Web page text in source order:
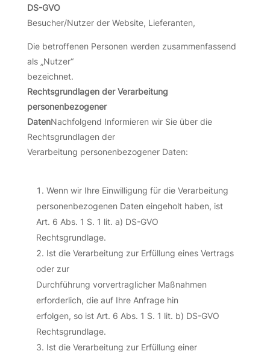
DS-GVO
Besucher/Nutzer der Website, Lieferanten,
Die betroffenen Personen werden zusammenfassend
als „Nutzer“
bezeichnet.
Rechtsgrundlagen der Verarbeitung
personenbezogener
DatenNachfolgend Informieren wir Sie über die
Rechtsgrundlagen der
Verarbeitung personenbezogener Daten:
Wenn wir Ihre Einwilligung für die Verarbeitung
personenbezogenen Daten eingeholt haben, ist
Art. 6 Abs. 1 S. 1 lit. a) DS-GVO
Rechtsgrundlage.
Ist die Verarbeitung zur Erfüllung eines Vertrags
oder zur
Durchführung vorvertraglicher Maßnahmen
erforderlich, die auf Ihre Anfrage hin
erfolgen, so ist Art. 6 Abs. 1 S. 1 lit. b) DS-GVO
Rechtsgrundlage.
Ist die Verarbeitung zur Erfüllung einer